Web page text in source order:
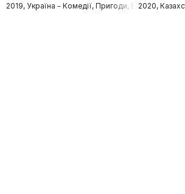
2019, Україна – Комедії, Пригоди, Біографія,
2020,